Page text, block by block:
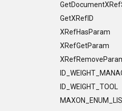
GetXRefID
XRefHasParam
XRefGetParam
ID_WEIGHT_TOOL